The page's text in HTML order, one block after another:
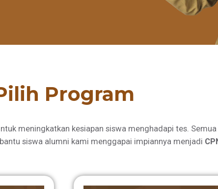
Program
meningkatkan kesiapan siswa menghadapi tes.
siswa alumni kami menggapai impiannya menjadi